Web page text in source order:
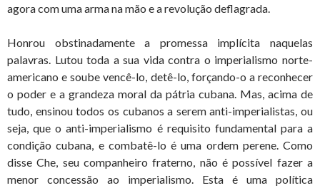
agora com uma arma na mão e a revolução deflagrada.
Honrou obstinadamente a promessa implícita naquelas
palavras. Lutou toda a sua vida contra o imperialismo norte-
americano e soube vencê-lo, detê-lo, forçando-o a reconhecer
o poder e a grandeza moral da pátria cubana. Mas, acima de
tudo, ensinou todos os cubanos a serem anti-imperialistas, ou
seja, que o anti-imperialismo é requisito fundamental para a
condição cubana, e combatê-lo é uma ordem perene. Como
disse Che, seu companheiro fraterno, não é possível fazer a
menor concessão ao imperialismo. Esta é uma política